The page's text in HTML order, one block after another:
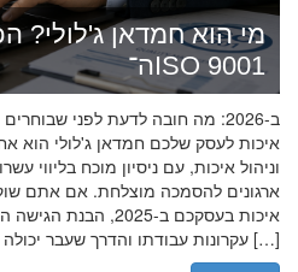
מי הוא חמדאן ג'לולי?
ה־ISO 9001
איכות לעסק שלכם חמדאן ג'לולי הוא
ארגונים להסמכה מוצלחת. אם אתם
איכות בעסקכם ב-2025,
עקרונות עבודתו והדרך שעבר יכולה […]